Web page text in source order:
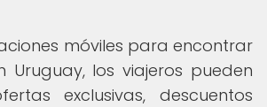
móviles para encontrar
Uruguay, los viajeros pueden
exclusivas, descuentos